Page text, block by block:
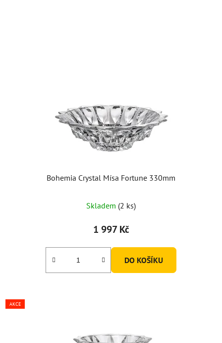
Bohemia Crystal Mísa Fortune 330mm
Skladem (2 ks)
1 997 Kč
DO KOŠÍKU
AKCE